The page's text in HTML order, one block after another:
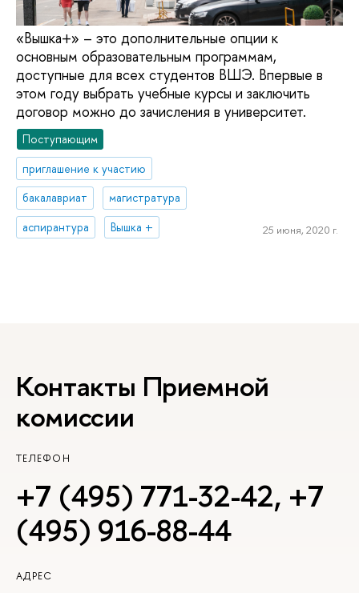
«Вышка+» – это дополнительные опции к
основным образовательным программам,
доступные для всех студентов ВШЭ. Впервые в
этом году выбрать учебные курсы и заключить
договор можно до зачисления в университет.
Поступающим
приглашение к участию
бакалавриат
магистратура
аспирантура
Вышка + 25 июня, 2020 г.
Контакты Приемной
комиссии
ТЕЛЕФОН
+7 (495) 771-32-42, +7
(495) 916-88-44
АДРЕС